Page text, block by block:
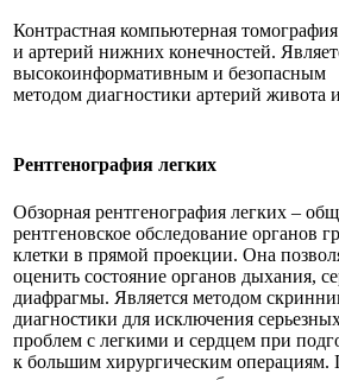
Контрастная компьютерная
и артерий нижних конечностей.
высокоинформативным и безопасным
методом диагностики артерий живота
Рентгенография легких
Обзорная рентгенография легких –
рентгеновское обследование органов
клетки в прямой проекции. Она
оценить состояние органов дыхания,
диафрагмы. Является методом
диагностики для исключения
проблем с легкими и сердцем при
к большим хирургическим операциям.